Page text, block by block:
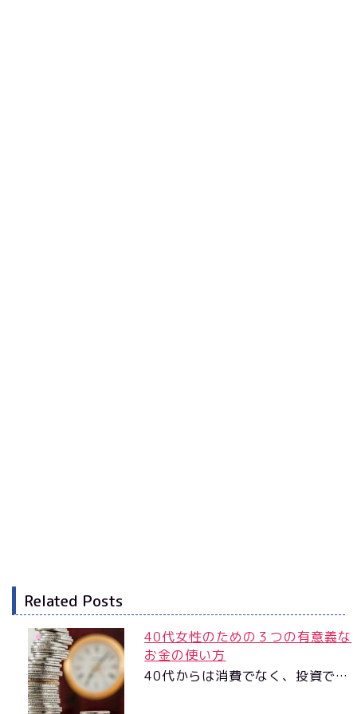
Related Posts
40代女性のための３つの有意義な
お金の使い方
40代からは消費でなく、投資で…